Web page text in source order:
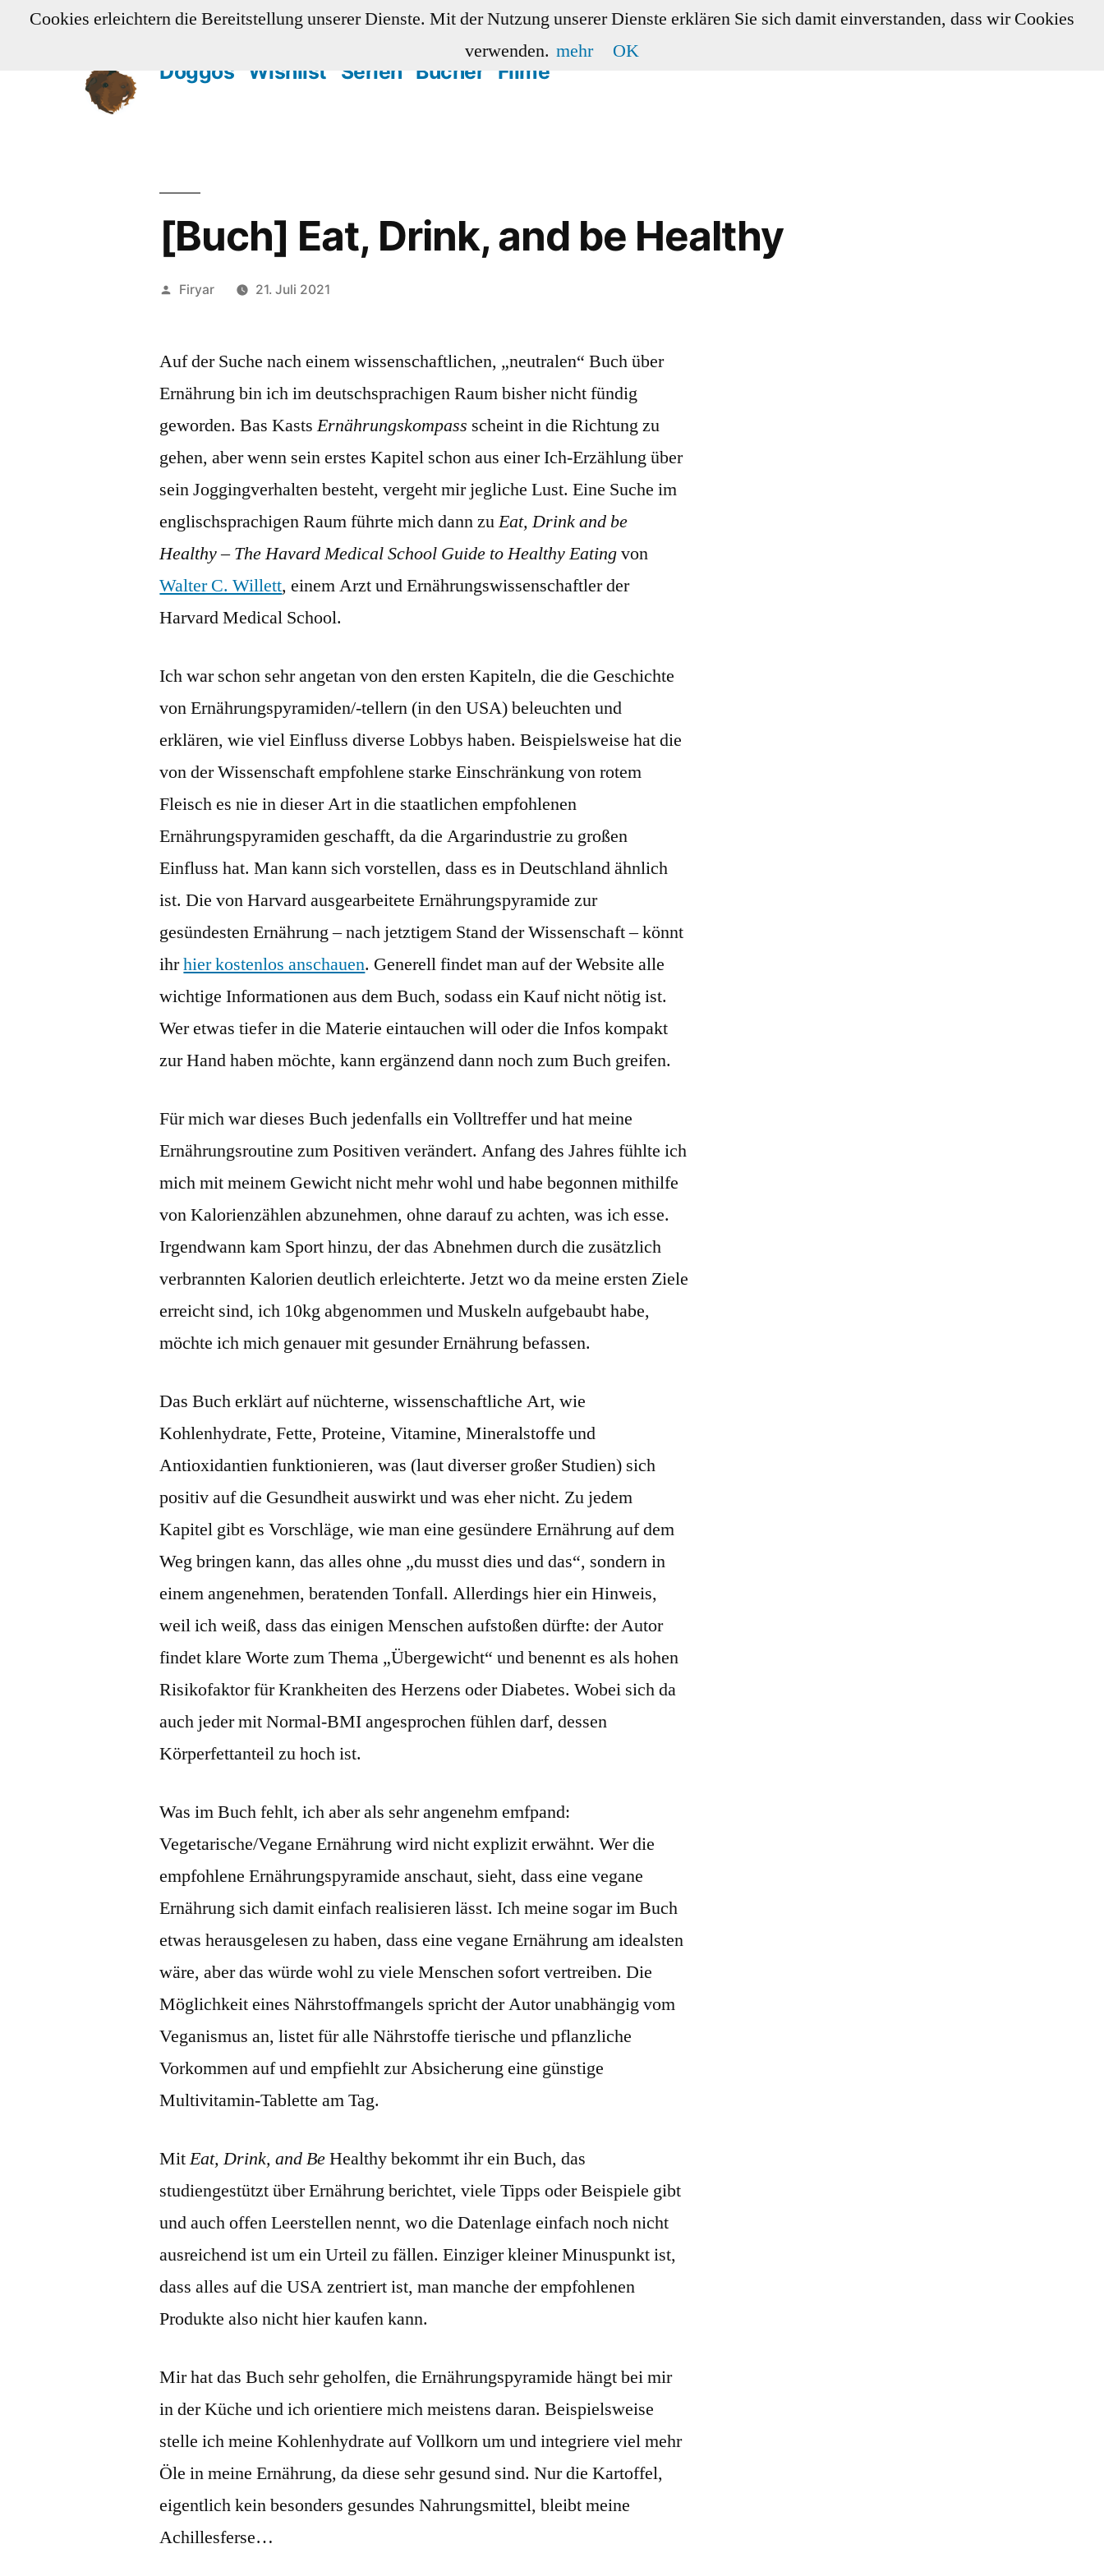
Zum
Doggos Wishlist Serien Bücher Filme
[Buch] Eat, Drink, and be Healthy
Veröffentlicht
Firyar 21. Juli 2021
Auf der Suche nach einem wissenschaftlichen, „neutralen“ Buch über
Ernährung bin ich im deutschsprachigen Raum bisher nicht fündig
geworden. Bas KastsErnährungskompass scheint in die Richtung zu
gehen, aber wenn sein erstes Kapitel schon aus einer Ich-Erzählung über
sein Joggingverhalten besteht, vergeht mir jegliche Lust. Eine Suche im
englischsprachigen Raum führte mich dann zuEat, Drink and be
Healthy – The Havard Medical School Guide to Healthy Eatingvon
Walter C. Willett, einem Arzt und Ernährungswissenschaftler der
Harvard Medical School.
Ich war schon sehr angetan von den ersten Kapiteln, die die Geschichte
von Ernährungspyramiden/-tellern (in den USA) beleuchten und
erklären, wie viel Einfluss diverse Lobbys haben. Beispielsweise hat die
von der Wissenschaft empfohlene starke Einschränkung von rotem
Fleisch es nie in dieser Art in die staatlichen empfohlenen
Ernährungspyramiden geschafft, da die Argarindustrie zu großen
Einfluss hat. Man kann sich vorstellen, dass es in Deutschland ähnlich
ist. Die von Harvard ausgearbeitete Ernährungspyramide zur
gesündesten Ernährung – nach jetztigem Stand der Wissenschaft – könnt
ihrhier kostenlos anschauen. Generell findet man auf der Website alle
wichtige Informationen aus dem Buch, sodass ein Kauf nicht nötig ist.
Wer etwas tiefer in die Materie eintauchen will oder die Infos kompakt
zur Hand haben möchte, kann ergänzend dann noch zum Buch greifen.
Für mich war dieses Buch jedenfalls ein Volltreffer und hat meine
Ernährungsroutine zum Positiven verändert. Anfang des Jahres fühlte ich
mich mit meinem Gewicht nicht mehr wohl und habe begonnen mithilfe
von Kalorienzählen abzunehmen, ohne darauf zu achten, was ich esse.
Irgendwann kam Sport hinzu, der das Abnehmen durch die zusätzlich
verbrannten Kalorien deutlich erleichterte. Jetzt wo da meine ersten Ziele
erreicht sind, ich 10kg abgenommen und Muskeln aufgebaubt habe,
möchte ich mich genauer mit gesunder Ernährung befassen.
Das Buch erklärt auf nüchterne, wissenschaftliche Art, wie
Kohlenhydrate, Fette, Proteine, Vitamine, Mineralstoffe und
Antioxidantien funktionieren, was (laut diverser großer Studien) sich
positiv auf die Gesundheit auswirkt und was eher nicht. Zu jedem
Kapitel gibt es Vorschläge, wie man eine gesündere Ernährung auf dem
Weg bringen kann, das alles ohne „du musst dies und das“, sondern in
einem angenehmen, beratenden Tonfall. Allerdings hier ein Hinweis,
weil ich weiß, dass das einigen Menschen aufstoßen dürfte: der Autor
findet klare Worte zum Thema „Übergewicht“ und benennt es als hohen
Risikofaktor für Krankheiten des Herzens oder Diabetes. Wobei sich da
auch jeder mit Normal-BMI angesprochen fühlen darf, dessen
Körperfettanteil zu hoch ist.
Was im Buch fehlt, ich aber als sehr angenehm emfpand:
Vegetarische/Vegane Ernährung wird nicht explizit erwähnt. Wer die
empfohlene Ernährungspyramide anschaut, sieht, dass eine vegane
Ernährung sich damit einfach realisieren lässt. Ich meine sogar im Buch
etwas herausgelesen zu haben, dass eine vegane Ernährung am idealsten
wäre, aber das würde wohl zu viele Menschen sofort vertreiben. Die
Möglichkeit eines Nährstoffmangels spricht der Autor unabhängig vom
Veganismus an, listet für alle Nährstoffe tierische und pflanzliche
Vorkommen auf und empfiehlt zur Absicherung eine günstige
Multivitamin-Tablette am Tag.
MitEat, Drink, and BeHealthy bekommt ihr ein Buch, das
studiengestützt über Ernährung berichtet, viele Tipps oder Beispiele gibt
und auch offen Leerstellen nennt, wo die Datenlage einfach noch nicht
ausreichend ist um ein Urteil zu fällen. Einziger kleiner Minuspunkt ist,
dass alles auf die USA zentriert ist, man manche der empfohlenen
Produkte also nicht hier kaufen kann.
Mir hat das Buch sehr geholfen, die Ernährungspyramide hängt bei mir
in der Küche und ich orientiere mich meistens daran. Beispielsweise
stelle ich meine Kohlenhydrate auf Vollkorn um und integriere viel mehr
Öle in meine Ernährung, da diese sehr gesund sind. Nur die Kartoffel,
eigentlich kein besonders gesundes Nahrungsmittel, bleibt meine
Achillesferse…
Cookies erleichtern die Bereitstellung unserer Dienste. Mit der Nutzung unserer Dienste erklären Sie sich damit einverstanden, dass wir Cookies
verwenden. mehr OK